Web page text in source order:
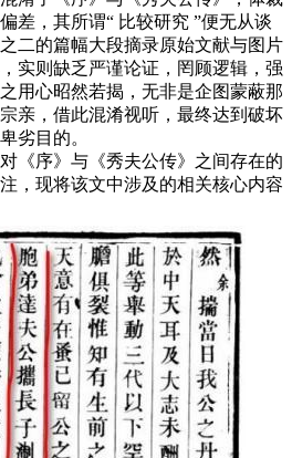
差，其所谓“ 比较研究 ”便无从谈
二的篇幅大段摘录原始文献与图片
实则缺乏严谨论证，罔顾逻辑，强
用心昭然若揭，无非是企图蒙蔽那
亲，借此混淆视听，最终达到破坏
劣目的。
《序》与《秀夫公传》之间存在的
，现将该文中涉及的相关核心内容